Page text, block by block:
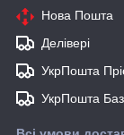
Нова Пошта
Делівері
УкрПошта
УкрПошта